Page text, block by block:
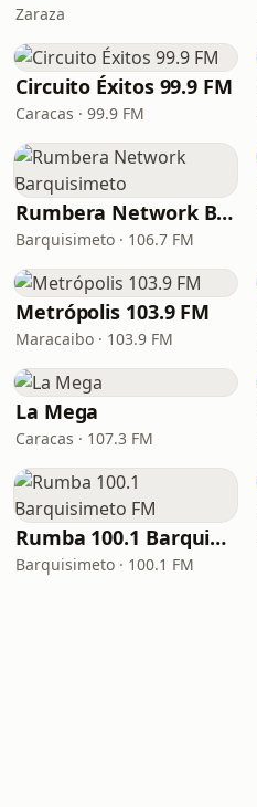
Zaraza
Circuito Éxitos 99.9 FM
Caracas · 99.9 FM
Rumbera Network Barquisimeto
Barquisimeto · 106.7 FM
Metrópolis 103.9 FM
Maracaibo · 103.9 FM
La Mega
Caracas · 107.3 FM
Rumba 100.1 Barquisimeto FM
Barquisimeto · 100.1 FM